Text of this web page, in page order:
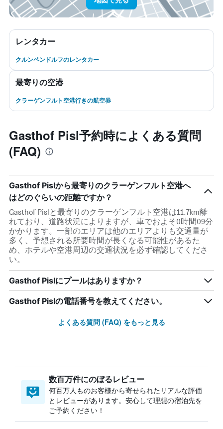
レンタカー
クルンペンドルフのレンタカー
最寄りの空港
クラーゲンフルト空港行きの航空券
Gasthof Pisl予約時によくある質問
(FAQ)
Gasthof Pislから最寄りのクラーゲンフルト空港へ
はどのぐらいの距離ですか？
Gasthof Pislと最寄りのクラーゲンフルト空港は11.7km離
れており、道路状況によりますが、車でおよそ0時間09分
かかります。一部のエリアは他のエリアよりも交通量が
多く、予想される所要時間が長くなる可能性があるた
め、ホテルや空港周辺の交通状況を必ず確認してくださ
い。
Gasthof Pislにプールはありますか？
Gasthof Pislの電話番号を教えてください。
よくある質問 (FAQ) をもっと見る
数百万件にのぼるレビュー
何百万人ものお客様から寄せられたリアルな評価
とレビューがあります。安心して理想の宿泊先を
ご予約ください！